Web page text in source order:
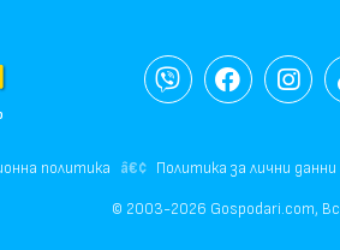
политика Политика за лични данни
© 2003-2026 Gospodari.com,